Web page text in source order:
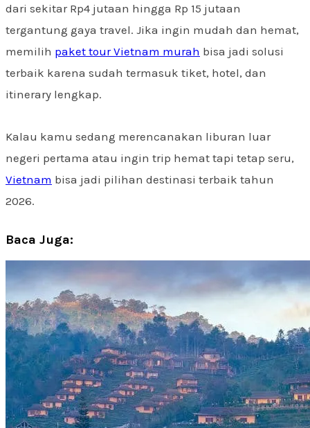
dari sekitar Rp4 jutaan hingga Rp 15 jutaan
tergantung gaya travel. Jika ingin mudah dan hemat,
memilih paket tour Vietnam murah bisa jadi solusi
terbaik karena sudah termasuk tiket, hotel, dan
itinerary lengkap.
Kalau kamu sedang merencanakan liburan luar
negeri pertama atau ingin trip hemat tapi tetap seru,
Vietnam bisa jadi pilihan destinasi terbaik tahun
2026.
Baca Juga: